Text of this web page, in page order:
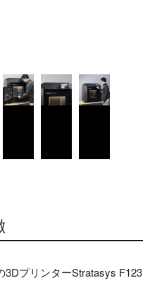
プリンターStratasys F123